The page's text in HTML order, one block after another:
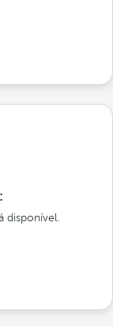
disponível.